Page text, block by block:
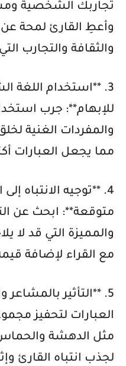
تجاربك الشخصية
وأعطِ القارئ لمحة عن
والثقافة والتجارب
3. **استخدام اللغة
للإبهام**: جرب
والمفردات الغنية
مما يجعل العبارات
4. **توجيه الانتباه
متوقعة**: ابحث عن
والمميزة التي قد لا
مع القراء لإضافة
5. **التأثير
العبارات لتحفيز
مثل الدهشة والحماس
لجذب انتباه القارئ